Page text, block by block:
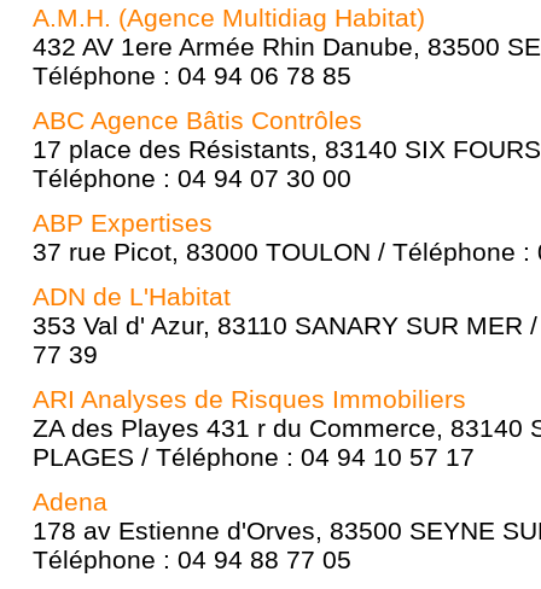
A.M.H. (Agence Multidiag Habitat)
432 AV 1ere Armée Rhin Danube, 83500
Téléphone : 04 94 06 78 85
ABC Agence Bâtis Contrôles
17 place des Résistants, 83140 SIX
Téléphone : 04 94 07 30 00
ABP Expertises
37 rue Picot, 83000 TOULON / Téléphone :
ADN de L'Habitat
353 Val d' Azur, 83110 SANARY SUR MER
77 39
ARI Analyses de Risques Immobiliers
ZA des Playes 431 r du Commerce, 83140
PLAGES / Téléphone : 04 94 10 57 17
Adena
178 av Estienne d'Orves, 83500 SEYNE
Téléphone : 04 94 88 77 05